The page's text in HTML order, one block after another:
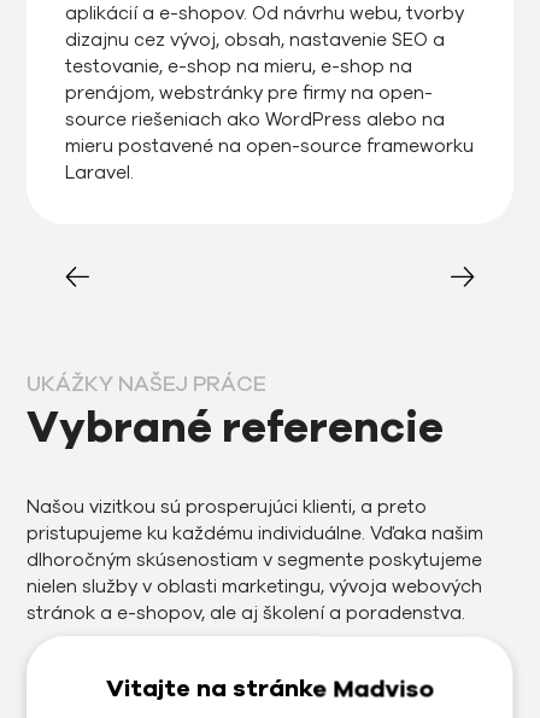
aplikácií a e-shopov. Od návrhu webu, tvorby
dizajnu cez vývoj, obsah, nastavenie SEO a
testovanie, e-shop na mieru, e-shop na
prenájom, webstránky pre firmy na open-
source riešeniach ako WordPress alebo na
mieru postavené na open-source frameworku
Laravel.
UKÁŽKY NAŠEJ PRÁCE
Vybrané referencie
Našou vizitkou sú prosperujúci klienti, a preto
pristupujeme ku každému individuálne. Vďaka našim
dlhoročným skúsenostiam v segmente poskytujeme
nielen služby v oblasti marketingu, vývoja webových
stránok a e-shopov, ale aj školení a poradenstva.
Vitajte na stránke Madviso